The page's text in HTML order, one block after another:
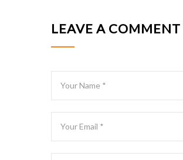
LEAVE A COMMENT